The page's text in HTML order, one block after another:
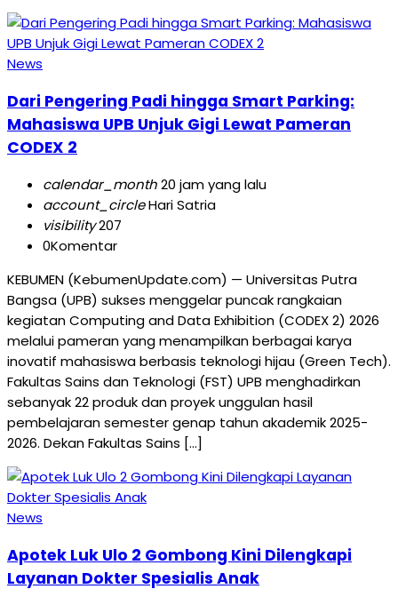
News
Dari Pengering Padi hingga Smart Parking:
Mahasiswa UPB Unjuk Gigi Lewat Pameran
CODEX 2
calendar_month20 jam yang lalu
account_circleHari Satria
visibility207
0Komentar
KEBUMEN (KebumenUpdate.com) — Universitas Putra
Bangsa (UPB) sukses menggelar puncak rangkaian
kegiatan Computing and Data Exhibition (CODEX 2) 2026
melalui pameran yang menampilkan berbagai karya
inovatif mahasiswa berbasis teknologi hijau (Green Tech).
Fakultas Sains dan Teknologi (FST) UPB menghadirkan
sebanyak 22 produk dan proyek unggulan hasil
pembelajaran semester genap tahun akademik 2025-
2026. Dekan Fakultas Sains […]
News
Apotek Luk Ulo 2 Gombong Kini Dilengkapi
Layanan Dokter Spesialis Anak